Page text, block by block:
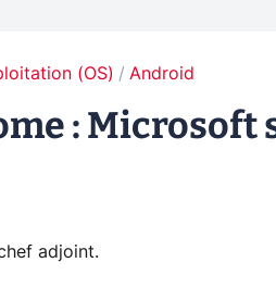
(OS) Android
: Microsoft
adjoint.